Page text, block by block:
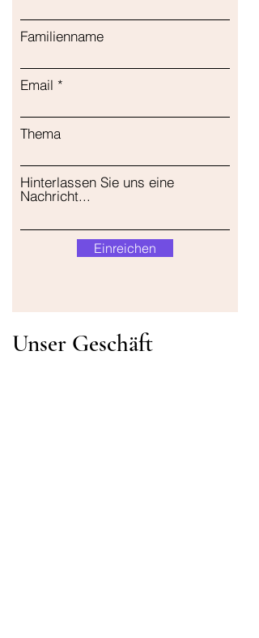
Familienname
Email
Thema
Hinterlassen Sie uns eine
Nachricht...
Einreichen
Unser Geschäft